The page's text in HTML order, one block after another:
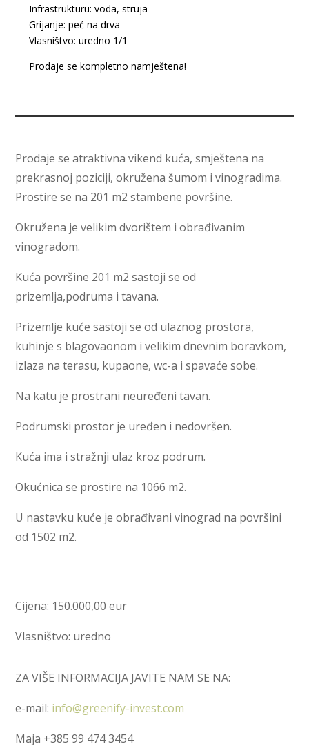
Infrastrukturu: voda, struja
Grijanje: peć na drva
Vlasništvo: uredno 1/1
Prodaje se kompletno namještena!
Prodaje se atraktivna vikend kuća, smještena na
prekrasnoj poziciji, okružena šumom i vinogradima.
Prostire se na 201 m2 stambene površine.
Okružena je velikim dvorištem i obrađivanim
vinogradom.
Kuća površine 201 m2 sastoji se od
prizemlja,podruma i tavana.
Prizemlje kuće sastoji se od ulaznog prostora,
kuhinje s blagovaonom i velikim dnevnim boravkom,
izlaza na terasu, kupaone, wc-a i spavaće sobe.
Na katu je prostrani neuređeni tavan.
Podrumski prostor je uređen i nedovršen.
Kuća ima i stražnji ulaz kroz podrum.
Okućnica se prostire na 1066 m2.
U nastavku kuće je obrađivani vinograd na površini
od 1502 m2.
Cijena: 150.000,00 eur
Vlasništvo: uredno
ZA VIŠE INFORMACIJA JAVITE NAM SE NA:
e-mail: info@greenify-invest.com
Maja +385 99 474 3454